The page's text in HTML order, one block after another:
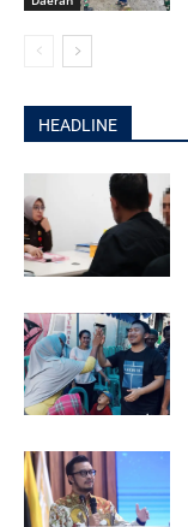
HEADLINE